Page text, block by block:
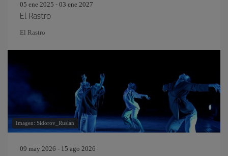
05 ene 2025 - 03 ene 2027
El Rastro
El Rastro
Imagen: Sidorov_Ruslan
09 may 2026 - 15 ago 2026